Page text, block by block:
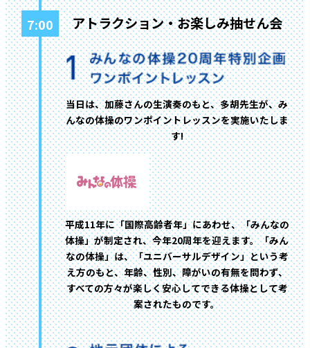
7:00 アトラクション・お楽しみ抽せん会
当日は、加藤さんの生演奏のもと、多胡先生が、み
んなの体操のワンポイントレッスンを実施いたしま
す!
平成11年に「国際高齢者年」にあわせ、「みんなの
体操」が制定され、今年20周年を迎えます。「みん
なの体操」は、「ユニバーサルデザイン」という考
え方のもと、年齢、性別、障がいの有無を問わず、
すべての方々が楽しく安心してできる体操として考
案されたものです。